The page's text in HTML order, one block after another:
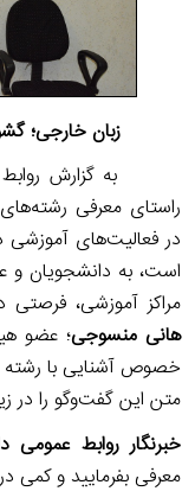
زبان خارجی؛
به گزارش روابط
راستای معرفی
در فعالیت‌های آموزشی
است، به دانشجویان و
مراکز آموزشی،
هانی منسوجی؛ عضو
خصوص آشنایی با
متن این گفت‌وگو را در
خبرنگار روابط عمومی
معرفی بفرمایید و کمی